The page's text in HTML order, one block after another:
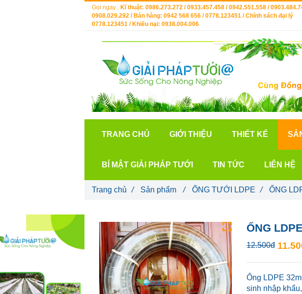
ỐNG
12.500đ
Ống LDPE
sinh nhập
Trang chủ / Sản phẩm / ỐNG TƯỚI LDPE / ỐNG
Gọi ngay : Kĩ thuật: 0986.273.272 / 0933.457.458 / 0942.551.558 /
0908.029.292 / Bán hàng: 0942 568 656 / 0778.123451 / Chính sách đại lý
0778.123451 / Khiếu nại: 0938.004.006
TRANG CHỦ GIỚI THIỆU THIẾT KẾ
BÍ MẬT GIẢI PHÁP TƯỚI TIN TỨC LIÊN HỆ